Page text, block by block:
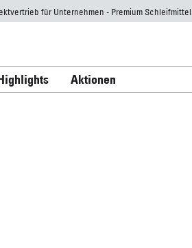
für Unternehmen - Premium
Aktionen